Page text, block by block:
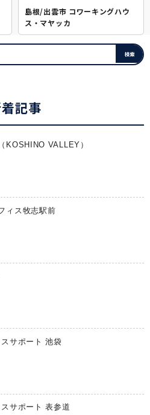
島根/出雲市 コワーキングハウ
ス・マヤッカ
記事
KOSHINO VALLEY）
ィス牧志駅前
サポート 池袋
サポート 表参道